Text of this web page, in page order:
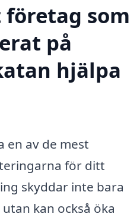
som
på
hjälpa
en av de mest
för ditt
skyddar inte bara
kan också öka